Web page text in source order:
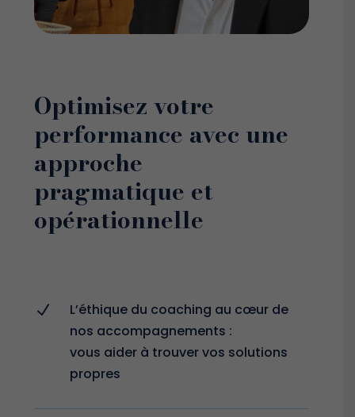
Optimisez votre
performance avec une
approche
pragmatique et
opérationnelle
N
L’éthique du coaching au cœur de
nos accompagnements :
vous aider à trouver vos solutions
propres